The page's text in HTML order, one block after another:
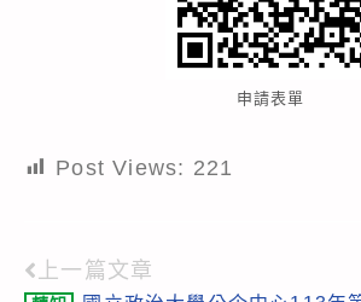
申請表單
Post Views: 221
Read
上一篇文章